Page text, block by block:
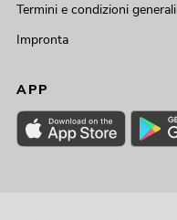
Termini e condizioni generali
Impronta
APP